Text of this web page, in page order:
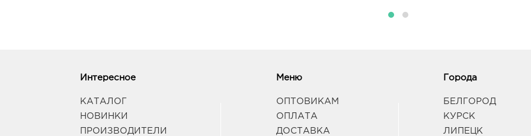
Интересное
КАТАЛОГ
НОВИНКИ
ПРОИЗВОДИТЕЛИ
Меню
ОПТОВИКАМ
ОПЛАТА
ДОСТАВКА
Города
БЕЛГОРОД
КУРСК
ЛИПЕЦК